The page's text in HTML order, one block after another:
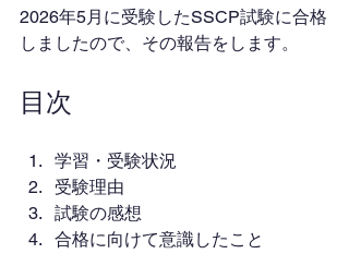
2026年5月に受験したSSCP試験に合格
しましたので、その報告をします。
目次
学習・受験状況
受験理由
試験の感想
合格に向けて意識したこと